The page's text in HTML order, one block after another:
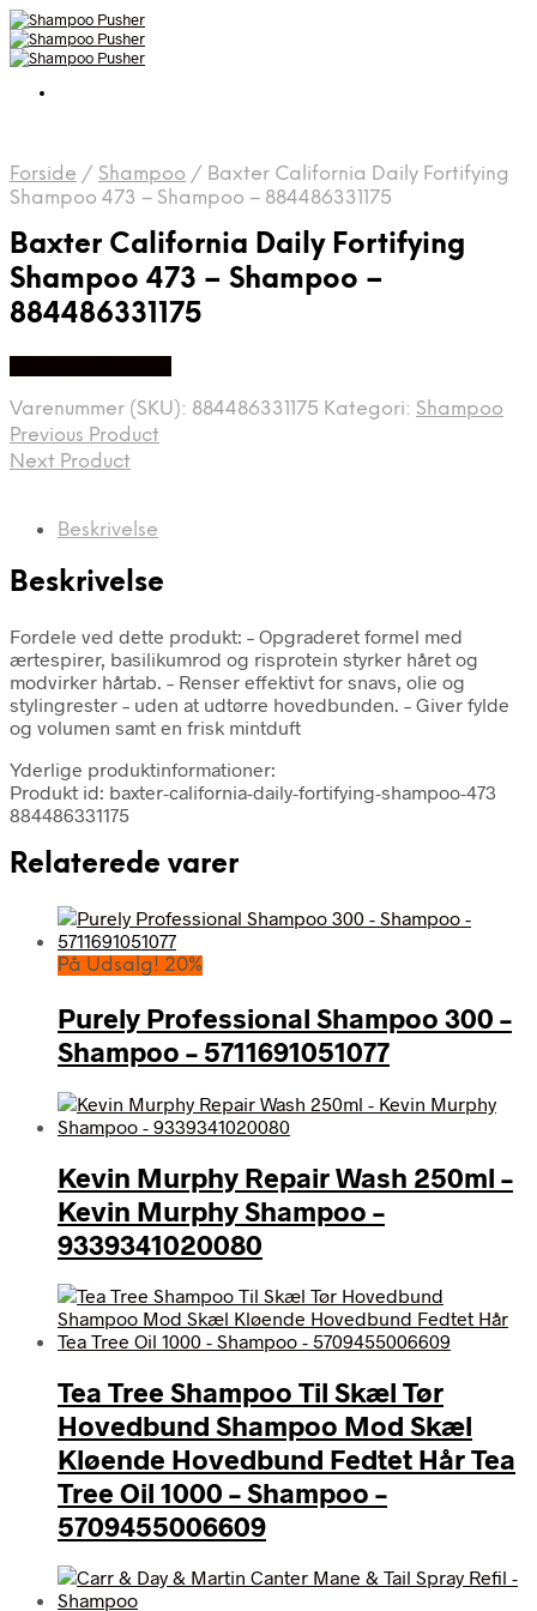
Forside / Shampoo / Baxter California Daily Fortifying
Shampoo 473 – Shampoo – 884486331175
Baxter California Daily Fortifying
Shampoo 473 – Shampoo –
884486331175
Varenummer (SKU): 884486331175 Kategori: Shampoo
Previous Product
Next Product
Beskrivelse
Beskrivelse
Fordele ved dette produkt: – Opgraderet formel med
ærtespirer, basilikumrod og risprotein styrker håret og
modvirker hårtab. – Renser effektivt for snavs, olie og
stylingrester – uden at udtørre hovedbunden. – Giver fylde
og volumen samt en frisk mintduft
Yderlige produktinformationer:
Produkt id: baxter-california-daily-fortifying-shampoo-473
884486331175
Relaterede varer
På Udsalg! 20%
Purely Professional Shampoo 300 –
Shampoo – 5711691051077
Kevin Murphy Repair Wash 250ml –
Kevin Murphy Shampoo –
9339341020080
Tea Tree Shampoo Til Skæl Tør
Hovedbund Shampoo Mod Skæl
Kløende Hovedbund Fedtet Hår Tea
Tree Oil 1000 – Shampoo –
5709455006609